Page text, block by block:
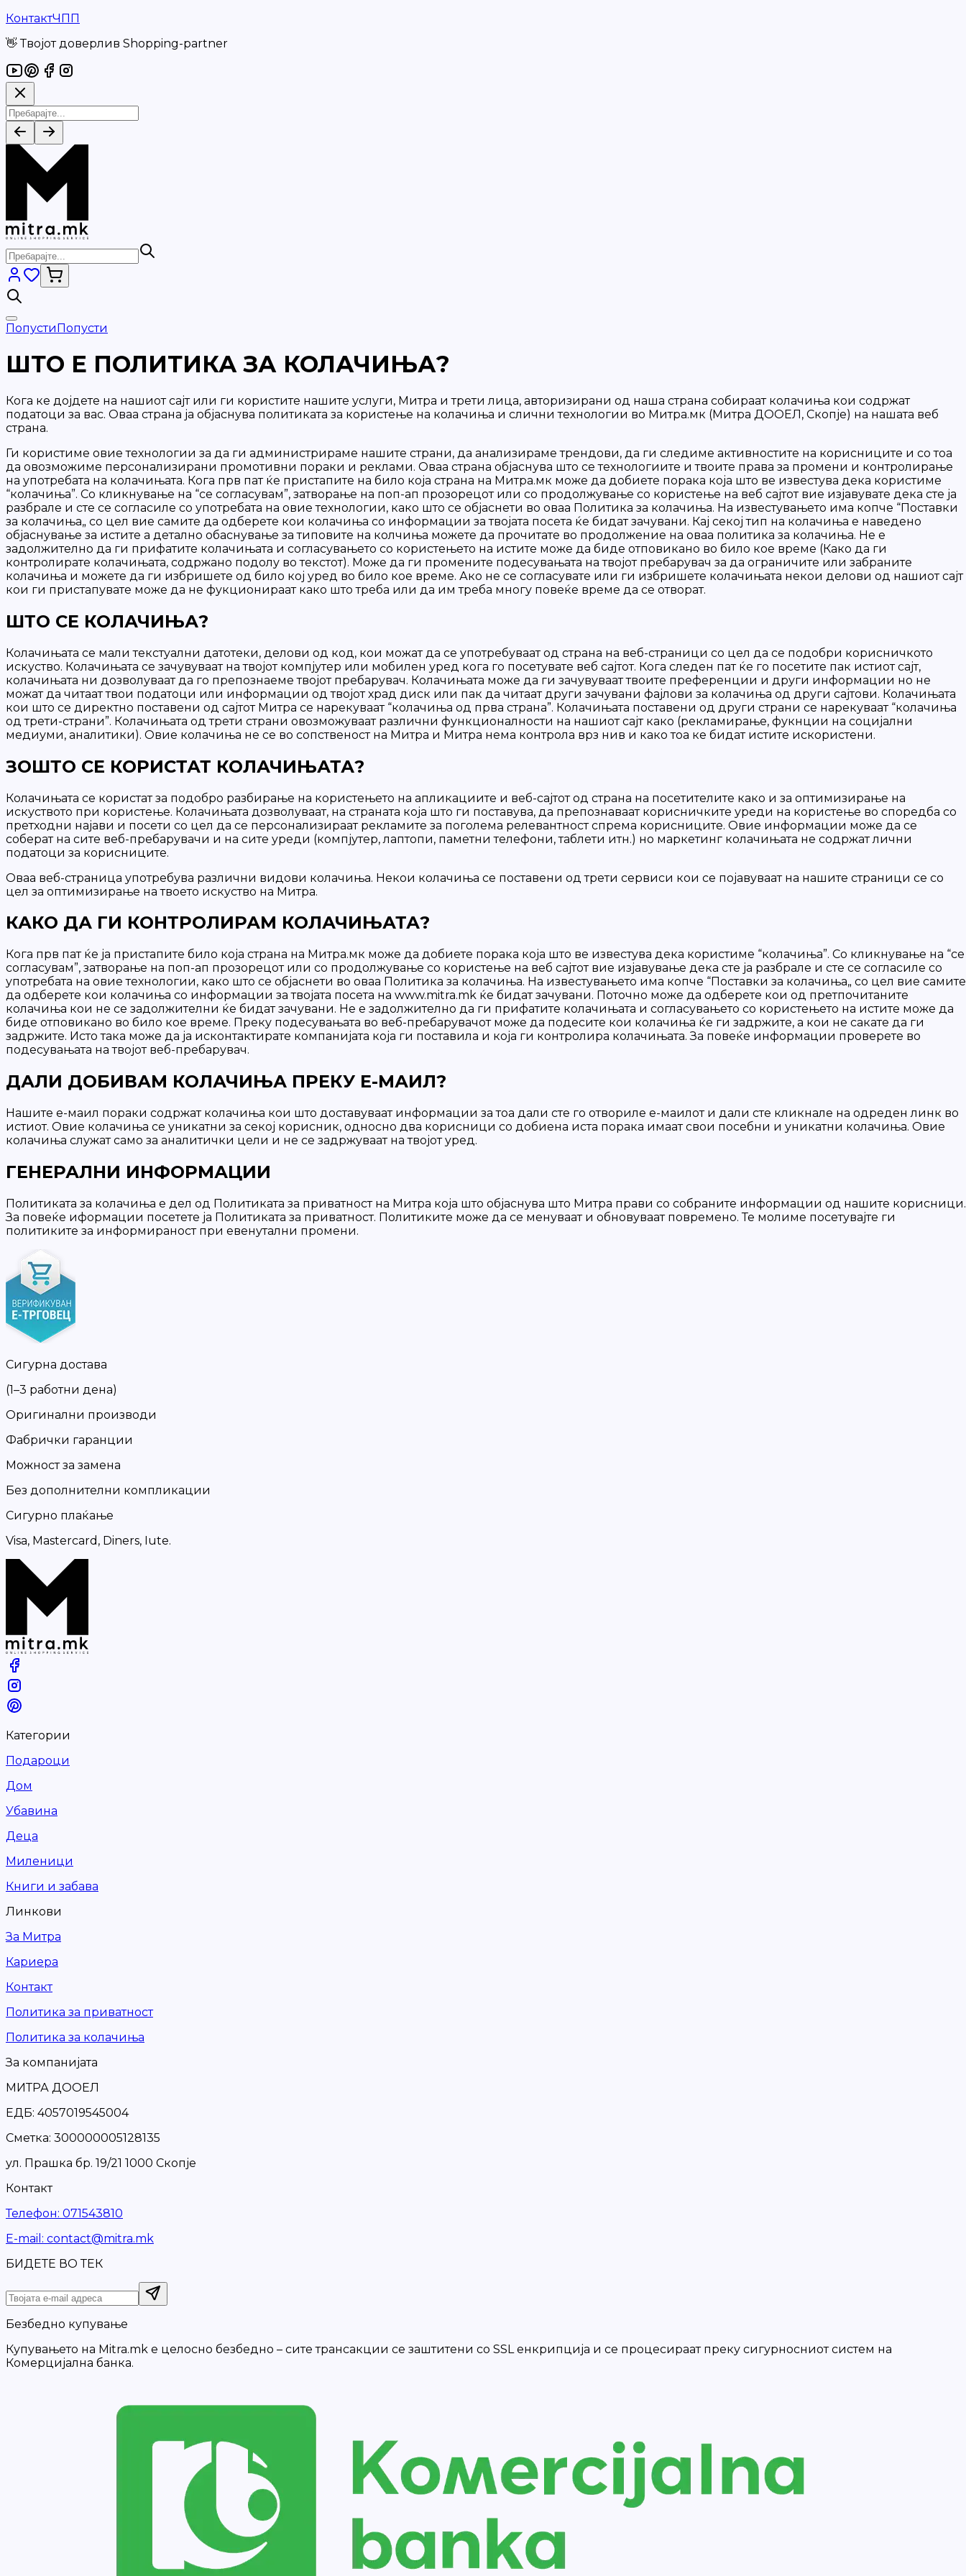
КонтактЧПП
👋 Твојот доверлив Shopping-partner
ПопустиПопусти
ШТО Е ПОЛИТИКА ЗА КОЛАЧИЊА?
Кога ке дојдете на нашиот сајт или ги користите нашите услуги, Митра и трети лица, авторизирани од наша страна собираат колачиња кои содржат
податоци за вас. Оваа страна ја објаснува политиката за користење на колачиња и слични технологии во Митра.мк (Митра ДООЕЛ, Скопје) на нашата веб
страна.
Ги користиме овие технологии за да ги администрираме нашите страни, да анализираме трендови, да ги следиме активностите на корисниците и со тоа
да овозможиме персонализирани промотивни пораки и реклами. Оваа страна објаснува што се технологиите и твоите права за промени и контролирање
на употребата на колачињата. Кога прв пат ќе пристапите на било која страна на Митра.мк може да добиете порака која што ве известува дека користиме
“колачиња”. Со кликнување на “се согласувам”, затворање на поп-ап прозорецот или со продолжување со користење на веб сајтот вие изјавувате дека сте ја
разбрале и сте се согласиле со употребата на овие технологии, како што се објаснети во оваа Политика за колачиња. На известувањето има копче “Поставки
за колачиња„ со цел вие самите да одберете кои колачиња со информации за твојата посета ќе бидат зачувани. Кај секој тип на колачиња е наведено
објаснување за истите а детално обаснување за типовите на колчиња можете да прочитате во продолжение на оваа политика за колачиња. Не е
задолжително да ги прифатите колачињата и согласувањето со користењето на истите може да биде отповикано во било кое време (Како да ги
контролирате колачињата, содржано подолу во текстот). Може да ги промените подесувањата на твојот пребарувач за да ограничите или забраните
колачиња и можете да ги избришете од било кој уред во било кое време. Ако не се согласувате или ги избришете колачињата некои делови од нашиот сајт
кои ги пристапувате може да не фукционираат како што треба или да им треба многу повеќе време да се отворат.
ШТО СЕ КОЛАЧИЊА?
Колачињата се мали текстуални датотеки, делови од код, кои можат да се употребуваат од страна на веб-страници со цел да се подобри корисничкото
искуство. Колачињата се зачувуваат на твојот компјутер или мобилен уред кога го посетувате веб сајтот. Кога следен пат ќе го посетите пак истиот сајт,
колачињата ни дозволуваат да го препознаеме твојот пребарувач. Колачињата може да ги зачувуваат твоите преференции и други информации но не
можат да читаат твои податоци или информации од твојот храд диск или пак да читаат други зачувани фајлови за колачиња од други сајтови. Колачињата
кои што се директно поставени од сајтот Митра се нарекуваат “колачиња од прва страна”. Колачињата поставени од други страни се нарекуваат “колачиња
од трети-страни”. Колачињата од трети страни овозможуваат различни функционалности на нашиот сајт како (рекламирање, фукнции на социјални
медиуми, аналитики). Овие колачиња не се во сопственост на Митра и Митра нема контрола врз нив и како тоа ке бидат истите искористени.
ЗОШТО СЕ КОРИСТАТ КОЛАЧИЊАТА?
Колачињата се користат за подобро разбирање на користењето на апликациите и веб-сајтот од страна на посетителите како и за оптимизирање на
искуството при користење. Колачињата дозволуваат, на страната која што ги поставува, да препознаваат корисничките уреди на користење во споредба со
претходни најави и посети со цел да се персонализираат рекламите за поголема релевантност спрема корисниците. Овие информации може да се
соберат на сите веб-пребарувачи и на сите уреди (компјутер, лаптопи, паметни телефони, таблети итн.) но маркетинг колачињата не содржат лични
податоци за корисниците.
Оваа веб-страница употребува различни видови колачиња. Некои колачиња се поставени од трети сервиси кои се појавуваат на нашите страници се со
цел за оптимизирање на твоето искуство на Митра.
КАКО ДА ГИ КОНТРОЛИРАМ КОЛАЧИЊАТА?
Кога прв пат ќе ја пристапите било која страна на Митра.мк може да добиете порака која што ве известува дека користиме “колачиња”. Со кликнување на “се
согласувам”, затворање на поп-ап прозорецот или со продолжување со користење на веб сајтот вие изјавување дека сте ја разбрале и сте се согласиле со
употребата на овие технологии, како што се објаснети во оваа Политика за колачиња. На известувањето има копче “Поставки за колачиња„ со цел вие самите
да одберете кои колачиња со информации за твојата посета на www.mitra.mk ќе бидат зачувани. Поточно може да одберете кои од претпочитаните
колачиња кои не се задолжителни ќе бидат зачувани. Не е задолжително да ги прифатите колачињата и согласувањето со користењето на истите може да
биде отповикано во било кое време. Преку подесувањата во веб-пребарувачот може да подесите кои колачиња ќе ги задржите, а кои не сакате да ги
задржите. Исто така може да ја исконтактирате компанијата која ги поставила и која ги контролира колачињата. За повеќе информации проверете во
подесувањата на твојот веб-пребарувач.
ДАЛИ ДОБИВАМ КОЛАЧИЊА ПРЕКУ Е-МАИЛ?
Нашите е-маил пораки содржат колачиња кои што доставуваат информации за тоа дали сте го отвориле е-маилот и дали сте кликнале на одреден линк во
истиот. Овие колачиња се уникатни за секој корисник, односно два корисници со добиена иста порака имаат свои посебни и уникатни колачиња. Овие
колачиња служат само за аналитички цели и не се задржуваат на твојот уред.
ГЕНЕРАЛНИ ИНФОРМАЦИИ
Политиката за колачиња е дел од Политиката за приватност на Митра која што објаснува што Митра прави со собраните информации од нашите корисници.
За повеќе иформации посетете ја Политиката за приватност. Политиките може да се менуваат и обновуваат повремено. Те молиме посетувајте ги
политиките за информираност при евенутални промени.
Сигурна достава
(1–3 работни дена)
Оригинални производи
Фабрички гаранции
Можност за замена
Без дополнителни компликации
Сигурно плаќање
Visa, Mastercard, Diners, Iute.
Категории
Подароци
Дом
Убавина
Деца
Миленици
Книги и забава
Линкови
За Митра
Кариера
Контакт
Политика за приватност
Политика за колачиња
За компанијата
МИТРА ДООЕЛ
ЕДБ: 4057019545004
Сметка: 300000005128135
ул. Прашка бр. 19/21 1000 Скопје
Контакт
Телефон: 071543810
Е-mail : contact@mitra.mk
БИДЕТЕ ВО ТЕК
Безбедно купување
Купувањето на Mitra.mk е целосно безбедно – сите трансакции се заштитени со SSL енкрипција и се процесираат преку сигурносниот систем на
Комерцијална банка.